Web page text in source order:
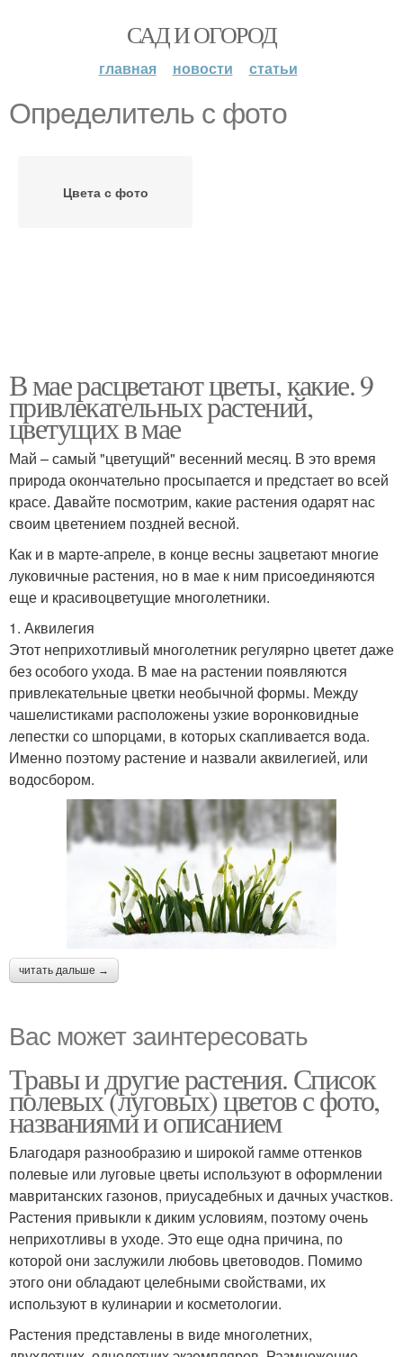
САД И ОГОРОД
главная новости статьи
Определитель с фото
Цвета с фото
В мае расцветают цветы, какие. 9
привлекательных растений,
цветущих в мае
Май – самый "цветущий" весенний месяц. В это время
природа окончательно просыпается и предстает во всей
красе. Давайте посмотрим, какие растения одарят нас
своим цветением поздней весной.
Как и в марте-апреле, в конце весны зацветают многие
луковичные растения, но в мае к ним присоединяются
еще и красивоцветущие многолетники.
1. Аквилегия
Этот неприхотливый многолетник регулярно цветет даже
без особого ухода. В мае на растении появляются
привлекательные цветки необычной формы. Между
чашелистиками расположены узкие воронковидные
лепестки со шпорцами, в которых скапливается вода.
Именно поэтому растение и назвали аквилегией, или
водосбором.
читать дальше →
Вас может заинтересовать
Травы и другие растения. Список
полевых (луговых) цветов с фото,
названиями и описанием
Благодаря разнообразию и широкой гамме оттенков
полевые или луговые цветы используют в оформлении
мавританских газонов, приусадебных и дачных участков.
Растения привыкли к диким условиям, поэтому очень
неприхотливы в уходе. Это еще одна причина, по
которой они заслужили любовь цветоводов. Помимо
этого они обладают целебными свойствами, их
используют в кулинарии и косметологии.
Растения представлены в виде многолетних,